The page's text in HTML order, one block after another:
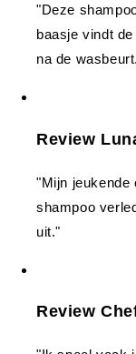
"Deze
baasje vindt
na de
Review
"Mijn jeukende
shampoo
uit."
Review